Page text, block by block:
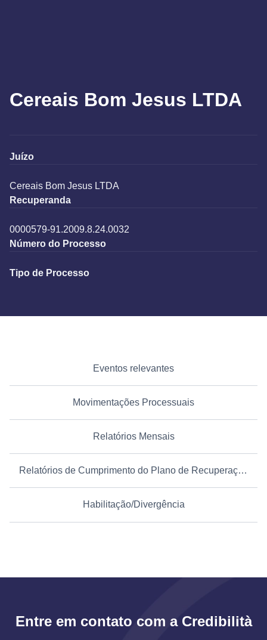
Cereais Bom Jesus LTDA
Juízo
Cereais Bom Jesus LTDA
Recuperanda
0000579-91.2009.8.24.0032
Número do Processo
Tipo de Processo
Eventos relevantes
Movimentações Processuais
Relatórios Mensais
Relatórios de Cumprimento do Plano de Recuperação Judicial
Habilitação/Divergência
Entre em contato com a Credibilità